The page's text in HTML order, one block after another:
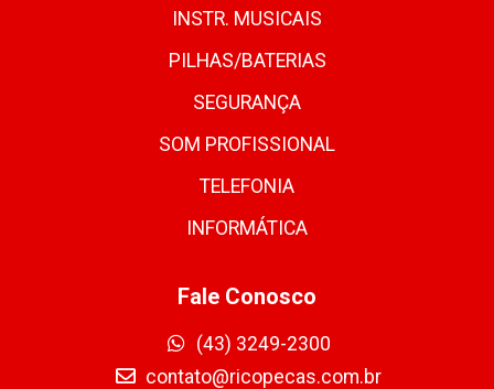
INSTR. MUSICAIS
PILHAS/BATERIAS
SEGURANÇA
SOM PROFISSIONAL
TELEFONIA
INFORMÁTICA
Fale Conosco
(43) 3249-2300
contato@ricopecas.com.br